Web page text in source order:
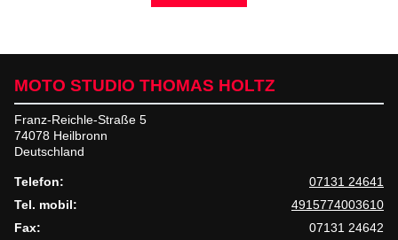
MOTO STUDIO THOMAS HOLTZ
Franz-Reichle-Straße 5
74078 Heilbronn
Deutschland
Telefon:
07131 24641
Tel. mobil:
4915774003610
Fax:
07131 24642